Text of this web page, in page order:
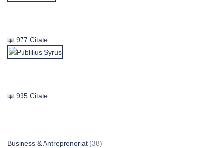
977 Citate
935 Citate
Business & Antreprenoriat (38)